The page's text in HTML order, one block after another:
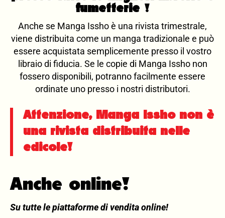
fumetterie !
Anche se Manga Issho è una rivista trimestrale,
viene distribuita come un manga tradizionale e può
essere acquistata semplicemente presso il vostro
libraio di fiducia. Se le copie di Manga Issho non
fossero disponibili, potranno facilmente essere
ordinate uno presso i nostri distributori.
Attenzione, Manga Issho non è
una rivista distribuita nelle
edicole!
Anche online!
Su tutte le piattaforme di vendita online!